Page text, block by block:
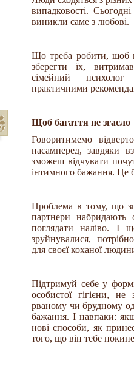
випадковості.
виникли саме з любові.
Що треба робити, щоб
зберегти їх,
сімейний психолог
практичними
Щоб багаття не згасло
Говоритимемо
насамперед, завдяки
зможеш відчувати
інтимного бажання. Це
Проблема в тому, що
партнери
поглядати наліво. І
зруйнувалися,
для своєї коханої
Підтримуй себе у
особистої гігієни,
рваному чи брудному
бажання. І навпаки:
нові способи, як
того, що він тебе